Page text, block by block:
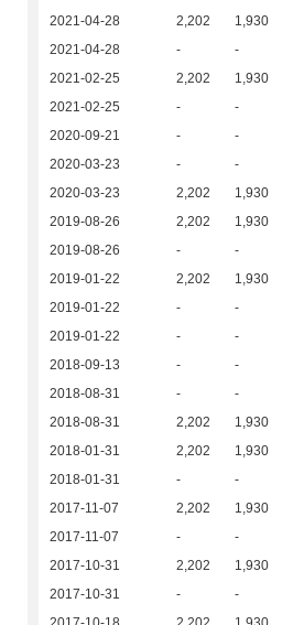
2021-04-28
2,202 1,930
2021-04-28
- -
2021-02-25
2,202 1,930
2021-02-25
- -
2020-09-21
- -
2020-03-23
- -
2020-03-23
2,202 1,930
2019-08-26
2,202 1,930
2019-08-26
- -
2019-01-22
2,202 1,930
2019-01-22
- -
2019-01-22
- -
2018-09-13
- -
2018-08-31
- -
2018-08-31
2,202 1,930
2018-01-31
2,202 1,930
2018-01-31
- -
2017-11-07
2,202 1,930
2017-11-07
- -
2017-10-31
2,202 1,930
2017-10-31
- -